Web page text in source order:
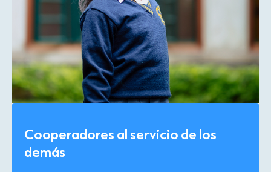
Cooperadores al servicio de los
demás